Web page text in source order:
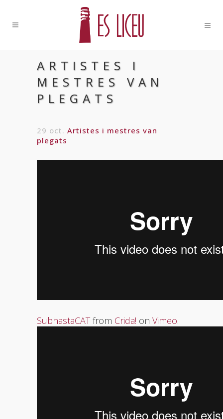
ARTISTES I
MESTRES VAN
PLEGATS
29 oct. Artistes i mestres van
plegats
SubhastaCATfrom Crida! on Vimeo.